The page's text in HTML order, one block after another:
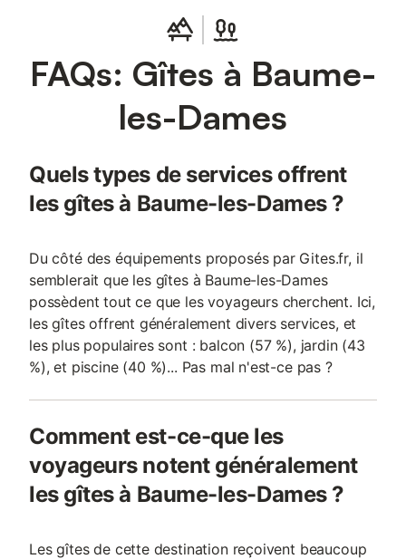
FAQs: Gîtes à Baume-
les-Dames
Quels types de services offrent
les gîtes à Baume-les-Dames ?
Du côté des équipements proposés par Gites.fr, il
semblerait que les gîtes à Baume-les-Dames
possèdent tout ce que les voyageurs cherchent. Ici,
les gîtes offrent généralement divers services, et
les plus populaires sont : balcon (57 %), jardin (43
%), et piscine (40 %)... Pas mal n'est-ce pas ?
Comment est-ce-que les
voyageurs notent généralement
les gîtes à Baume-les-Dames ?
Les gîtes de cette destination reçoivent beaucoup